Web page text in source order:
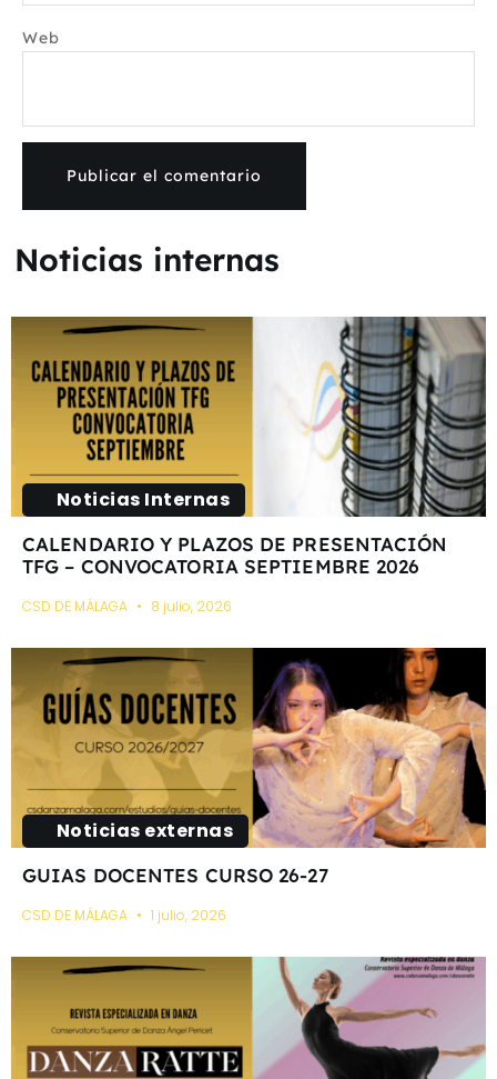
Web
Noticias internas
Noticias Internas
CALENDARIO Y PLAZOS DE PRESENTACIÓN
TFG – CONVOCATORIA SEPTIEMBRE 2026
CSD DE MÁLAGA 8 julio, 2026
Noticias externas
GUIAS DOCENTES CURSO 26-27
CSD DE MÁLAGA 1 julio, 2026